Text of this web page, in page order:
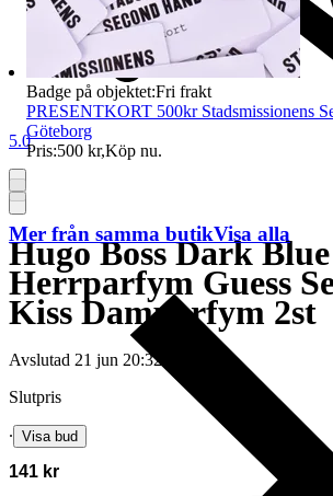
5.0
Hugo Boss Dark Blue
Herrparfym Guess
Kiss Damparfym 2st
Avslutad 21 jun 20:32
Slutpris
∙ Visa bud
141 kr
Badge på objektet:Fri frakt
PRESENTKORT 500kr Stadsmissionens
Göteborg
Pris:500 kr,Köp nu.
Mer från samma butikVisa alla